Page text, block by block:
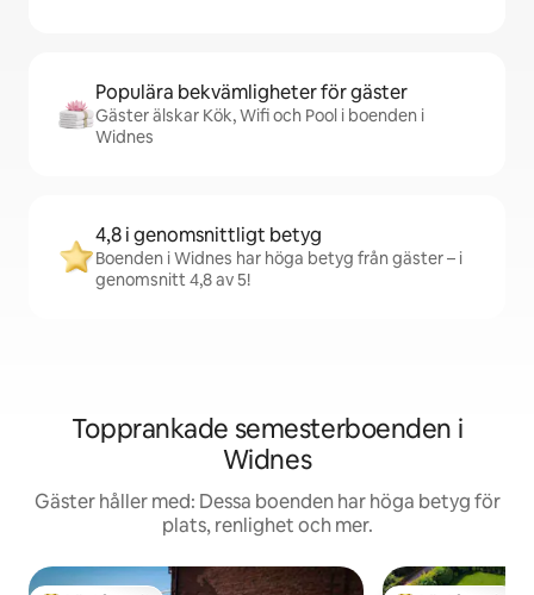
Populära bekvämligheter för gäster
Gäster älskar Kök, Wifi och Pool i boenden i
Widnes
4,8 i genomsnittligt betyg
Boenden i Widnes har höga betyg från gäster – i
genomsnitt 4,8 av 5!
Topprankade semesterboenden i
Widnes
Gäster håller med: Dessa boenden har höga betyg för
plats, renlighet och mer.